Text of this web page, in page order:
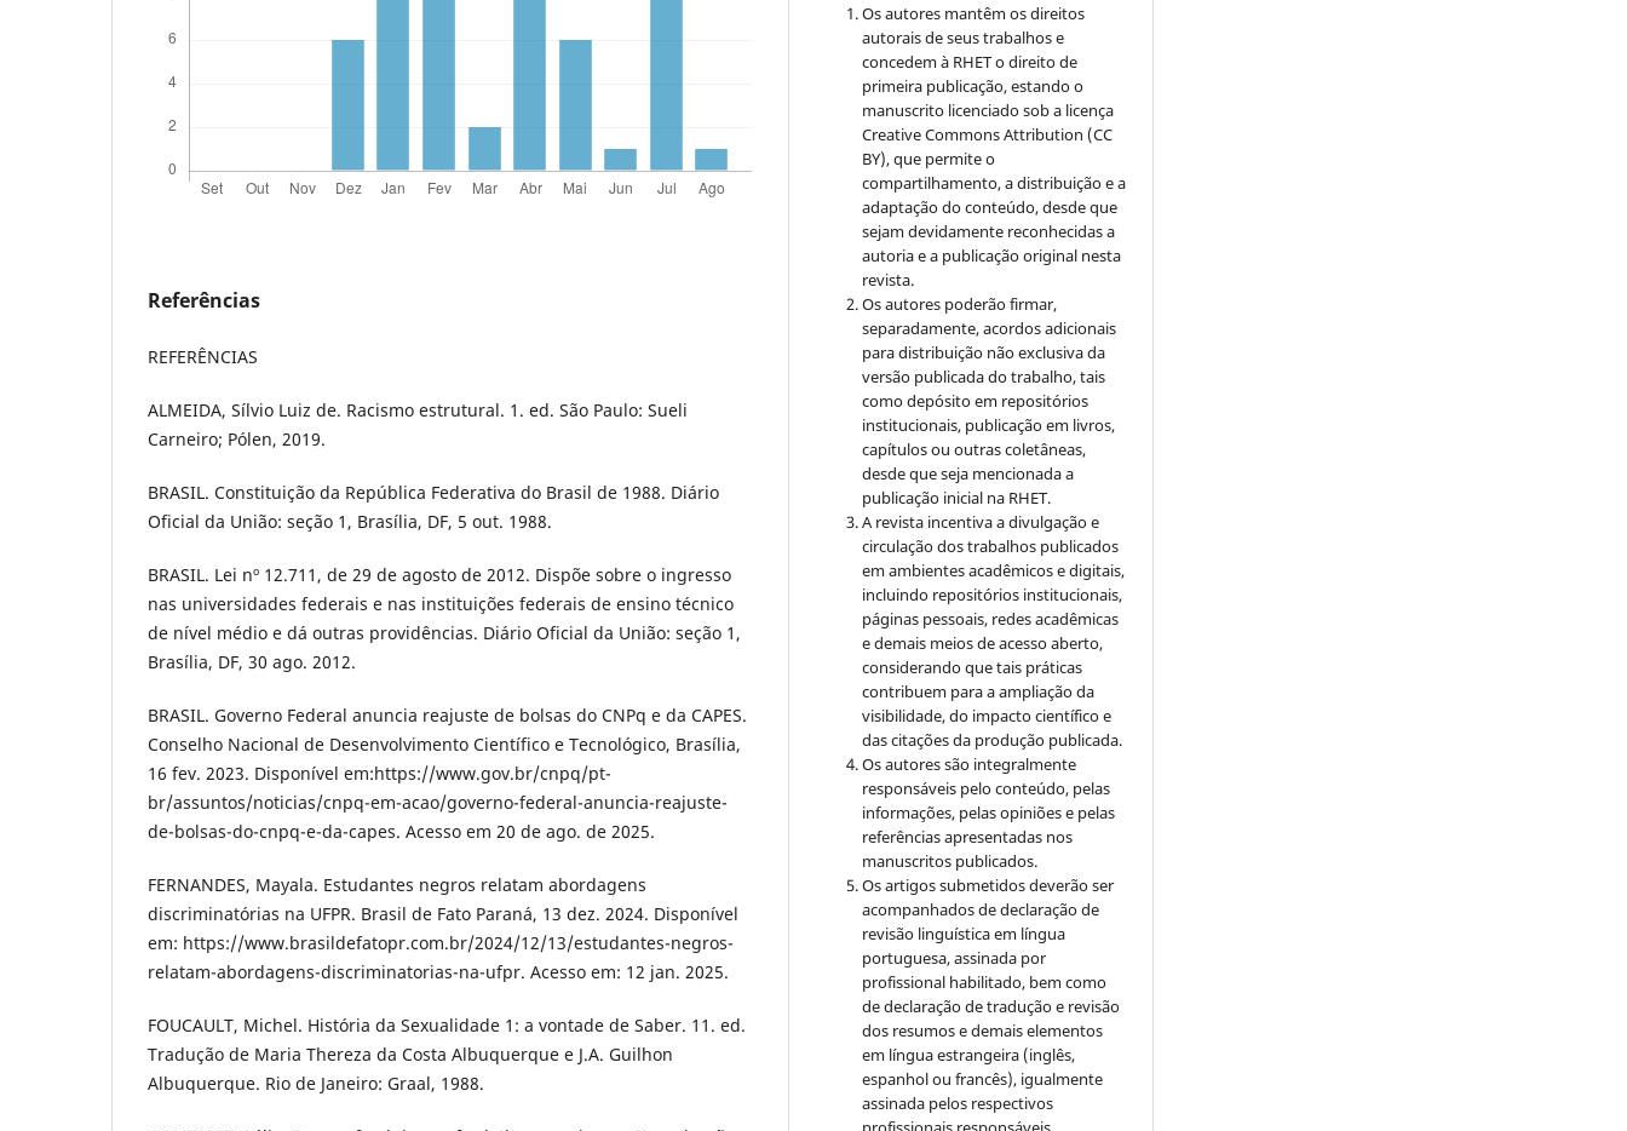
Referências
REFERÊNCIAS
ALMEIDA, Sílvio Luiz de. Racismo estrutural. 1. ed. São Paulo: Sueli
Carneiro; Pólen, 2019.
BRASIL. Constituição da República Federativa do Brasil de 1988. Diário
Oficial da União: seção 1, Brasília, DF, 5 out. 1988.
BRASIL. Lei nº 12.711, de 29 de agosto de 2012. Dispõe sobre o ingresso
nas universidades federais e nas instituições federais de ensino técnico
de nível médio e dá outras providências. Diário Oficial da União: seção 1,
Brasília, DF, 30 ago. 2012.
BRASIL. Governo Federal anuncia reajuste de bolsas do CNPq e da CAPES.
Conselho Nacional de Desenvolvimento Científico e Tecnológico, Brasília,
16 fev. 2023. Disponível em:https://www.gov.br/cnpq/pt-
br/assuntos/noticias/cnpq-em-acao/governo-federal-anuncia-reajuste-
de-bolsas-do-cnpq-e-da-capes. Acesso em 20 de ago. de 2025.
FERNANDES, Mayala. Estudantes negros relatam abordagens
discriminatórias na UFPR. Brasil de Fato Paraná, 13 dez. 2024. Disponível
em: https://www.brasildefatopr.com.br/2024/12/13/estudantes-negros-
relatam-abordagens-discriminatorias-na-ufpr. Acesso em: 12 jan. 2025.
FOUCAULT, Michel. História da Sexualidade 1: a vontade de Saber. 11. ed.
Tradução de Maria Thereza da Costa Albuquerque e J.A. Guilhon
Albuquerque. Rio de Janeiro: Graal, 1988.
Os autores mantêm os direitos
autorais de seus trabalhos e
concedem à RHET o direito de
primeira publicação, estando o
manuscrito licenciado sob a licença
Creative CommonsAttribution (CC
BY), que permite o
compartilhamento, a distribuição e a
adaptação do conteúdo, desde que
sejam devidamente reconhecidas a
autoria e a publicação original nesta
revista.
Os autores poderão firmar,
separadamente, acordos adicionais
para distribuição não exclusiva da
versão publicada do trabalho, tais
como depósito em repositórios
institucionais, publicação em livros,
capítulos ou outras coletâneas,
desde que seja mencionada a
publicação inicial na RHET.
A revista incentiva a divulgação e
circulação dos trabalhos publicados
em ambientes acadêmicos e digitais,
incluindo repositórios institucionais,
páginas pessoais, redes acadêmicas
e demais meios de acesso aberto,
considerando que tais práticas
contribuem para a ampliação da
visibilidade, do impacto científico e
das citações da produção publicada.
Os autores são integralmente
responsáveis pelo conteúdo, pelas
informações, pelas opiniões e pelas
referências apresentadas nos
manuscritos publicados.
Os artigos submetidos deverão ser
acompanhados de declaração de
revisão linguística em língua
portuguesa, assinada por
profissional habilitado, bem como
de declaração de tradução e revisão
dos resumos e demais elementos
em língua estrangeira (inglês,
espanhol ou francês), igualmente
assinada pelos respectivos